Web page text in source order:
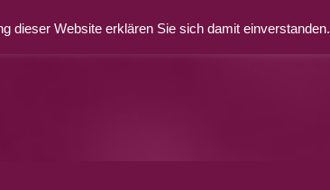
dieser Website erklären Sie sich damit einverstanden.